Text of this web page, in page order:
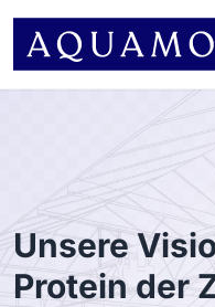
Unsere
Protein der